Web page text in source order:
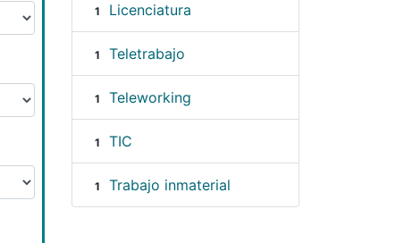
1 Licenciatura
1 Teletrabajo
1 Teleworking
1 TIC
1 Trabajo inmaterial